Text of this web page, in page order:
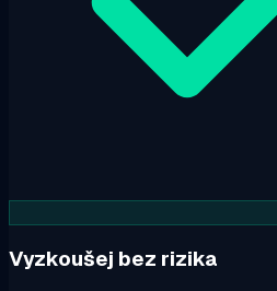
Vyzkoušej bez rizika